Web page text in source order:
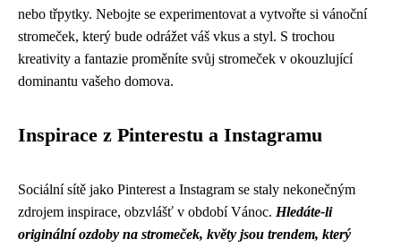
nebo třpytky. Nebojte se experimentovat a vytvořte si vánoční
stromeček, který bude odrážet váš vkus a styl. S trochou
kreativity a fantazie proměníte svůj stromeček v okouzlující
dominantu vašeho domova.
Inspirace z Pinterestu a Instagramu
Sociální sítě jako Pinterest a Instagram se staly nekonečným
zdrojem inspirace, obzvlášť v období Vánoc. Hledáte-li
originální ozdoby na stromeček, květy jsou trendem, který